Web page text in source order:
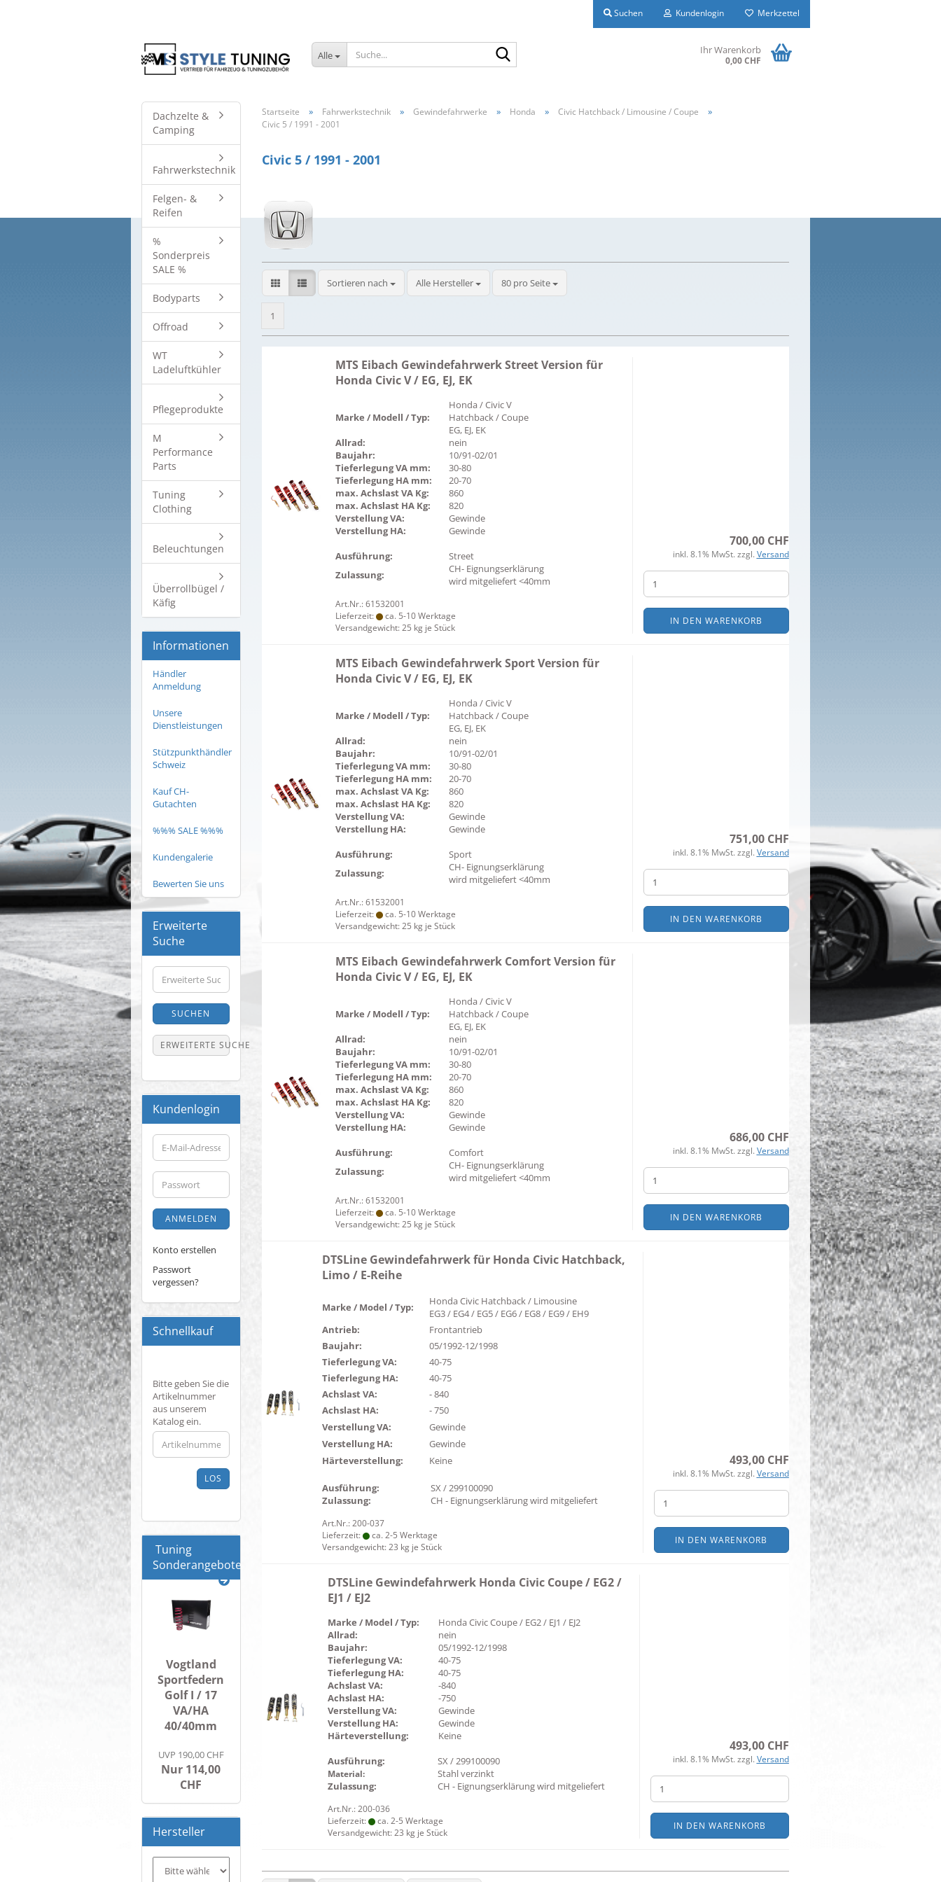
Suchen Kundenlogin Merkzettel
Alle Ihr Warenkorb
0,00 CHF
Startseite » Fahrwerkstechnik » Gewindefahrwerke » Honda » Civic Hatchback / Limousine / Coupe »
Civic 5 / 1991 - 2001
Civic 5 / 1991 - 2001
Sortieren nach
Sortieren nach Alle Hersteller 80 pro Seite
pro Seite
1
MTS Eibach Gewindefahrwerk Street Version für
Honda Civic V / EG, EJ, EK
Marke / Modell / Typ:
Honda / Civic V
Hatchback / Coupe
EG, EJ, EK
Allrad:
nein
Baujahr:
10/91-02/01
Tieferlegung VA mm:
30-80
Tieferlegung HA mm:
20-70
max. Achslast VA Kg:
860
max. Achslast HA Kg:
820
Verstellung VA:
Gewinde
Verstellung HA:
Gewinde
Ausführung:
Street
Zulassung:
CH- Eignungserklärung
wird mitgeliefert <40mm
Art.Nr.: 61532001
Lieferzeit:
ca. 5-10 Werktage
Versandgewicht:25 kg je Stück
700,00 CHF
inkl. 8.1% MwSt. zzgl. Versand
IN DEN WARENKORB
MTS Eibach Gewindefahrwerk Sport Version für
Honda Civic V / EG, EJ, EK
Marke / Modell / Typ:
Honda / Civic V
Hatchback / Coupe
EG, EJ, EK
Allrad:
nein
Baujahr:
10/91-02/01
Tieferlegung VA mm:
30-80
Tieferlegung HA mm:
20-70
max. Achslast VA Kg:
860
max. Achslast HA Kg:
820
Verstellung VA:
Gewinde
Verstellung HA:
Gewinde
Ausführung:
Sport
Zulassung:
CH- Eignungserklärung
wird mitgeliefert <40mm
Art.Nr.: 61532001
Lieferzeit:
ca. 5-10 Werktage
Versandgewicht:25 kg je Stück
751,00 CHF
inkl. 8.1% MwSt. zzgl. Versand
IN DEN WARENKORB
MTS Eibach Gewindefahrwerk Comfort Version für
Honda Civic V / EG, EJ, EK
Marke / Modell / Typ:
Honda / Civic V
Hatchback / Coupe
EG, EJ, EK
Allrad:
nein
Baujahr:
10/91-02/01
Tieferlegung VA mm:
30-80
Tieferlegung HA mm:
20-70
max. Achslast VA Kg:
860
max. Achslast HA Kg:
820
Verstellung VA:
Gewinde
Verstellung HA:
Gewinde
Ausführung:
Comfort
Zulassung:
CH- Eignungserklärung
wird mitgeliefert <40mm
Art.Nr.: 61532001
Lieferzeit:
ca. 5-10 Werktage
Versandgewicht:25 kg je Stück
686,00 CHF
inkl. 8.1% MwSt. zzgl. Versand
IN DEN WARENKORB
DTSLine Gewindefahrwerk für Honda Civic Hatchback,
Limo / E-Reihe
Marke / Model / Typ:
Honda Civic Hatchback / Limousine
EG3 / EG4 / EG5 / EG6 / EG8 / EG9 / EH9
Antrieb:
Frontantrieb
Baujahr:
05/1992-12/1998
Tieferlegung VA:
40-75
Tieferlegung HA:
40-75
Achslast VA:
- 840
Achslast HA:
- 750
Verstellung VA:
Gewinde
Verstellung HA:
Gewinde
Härteverstellung:
Keine
Ausführung:
SX / 299100090
Zulassung:
CH - Eignungserklärung wird mitgeliefert
Art.Nr.: 200-037
Lieferzeit:
ca. 2-5 Werktage
Versandgewicht:23 kg je Stück
493,00 CHF
inkl. 8.1% MwSt. zzgl. Versand
IN DEN WARENKORB
DTSLine Gewindefahrwerk Honda Civic Coupe / EG2 /
EJ1 / EJ2
Marke / Model / Typ:
Honda Civic Coupe / EG2 / EJ1 / EJ2
Allrad:
nein
Baujahr:
05/1992-12/1998
Tieferlegung VA:
40-75
Tieferlegung HA:
40-75
Achslast VA:
-840
Achslast HA:
-750
Verstellung VA:
Gewinde
Verstellung HA:
Gewinde
Härteverstellung:
Keine
Ausführung:
SX / 299100090
Material:
Stahl verzinkt
Zulassung:
CH - Eignungserklärung wird mitgeliefert
Art.Nr.: 200-036
Lieferzeit:
ca. 2-5 Werktage
Versandgewicht:23 kg je Stück
493,00 CHF
inkl. 8.1% MwSt. zzgl. Versand
IN DEN WARENKORB
Dachzelte &
Camping
Fahrwerkstechnik
Felgen- &
Reifen
%
Sonderpreis
SALE %
Bodyparts
Offroad
WT
Ladeluftkühler
Pflegeprodukte
M
Performance
Parts
Tuning
Clothing
Beleuchtungen
Überrollbügel /
Käfig
Informationen
Händler
Anmeldung
Unsere
Dienstleistungen
Stützpunkthändler
Schweiz
Kauf CH-
Gutachten
%%% SALE %%%
Kundengalerie
Bewerten Sie uns
Erweiterte
Suche
Erweiterte
Suche
SUCHEN
ERWEITERTE SUCHE
Kundenlogin
E-
Mail-
Adresse
Passwort
ANMELDEN
Konto erstellen
Passwort
vergessen?
Schnellkauf
BITTE
GEBEN
SIE
DIE
ARTIKELNUMMER
AUS
UNSEREM
Bitte geben Sie die
Artikelnummer
aus unserem
Katalog ein.
LOS
Tuning
Sonderangebote
Vogtland
Sportfedern
Golf I / 17
VA/HA
40/40mm
UVP 190,00 CHF
Nur 114,00
CHF
Hersteller